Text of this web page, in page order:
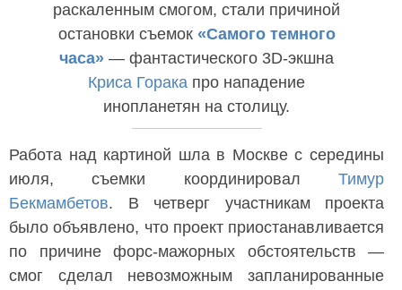
раскаленным смогом, стали причиной
остановки съемок «Самого темного
часа» — фантастического 3D-экшна
Криса Горака про нападение
инопланетян на столицу.
Работа над картиной шла в Москве с середины
июля, съемки координировал Тимур
Бекмамбетов. В четверг участникам проекта
было объявлено, что проект приостанавливается
по причине форс-мажорных обстоятельств —
смог сделал невозможным запланированные